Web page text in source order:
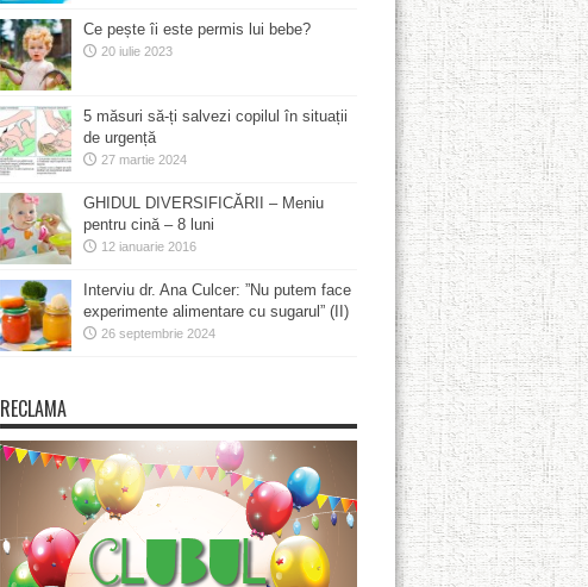
Ce pește îi este permis lui bebe?
20 iulie 2023
5 măsuri să-ți salvezi copilul în situații
de urgență
27 martie 2024
GHIDUL DIVERSIFICĂRII – Meniu
pentru cină – 8 luni
12 ianuarie 2016
Interviu dr. Ana Culcer: ”Nu putem face
experimente alimentare cu sugarul” (II)
26 septembrie 2024
RECLAMA